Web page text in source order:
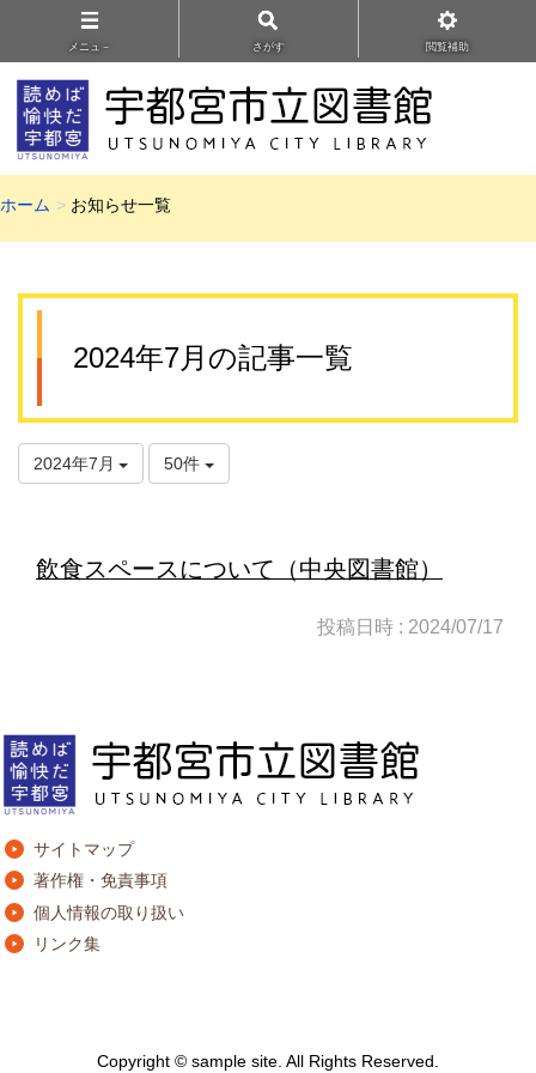
メニュ－ さがす 閲覧補助
ホーム お知らせ一覧
2024年7月の記事一覧
2024年7月 50件
飲食スペースについて（中央図書館）
投稿日時 : 2024/07/17
サイトマップ
著作権・免責事項
個人情報の取り扱い
リンク集
Copyright © sample site. All Rights Reserved.